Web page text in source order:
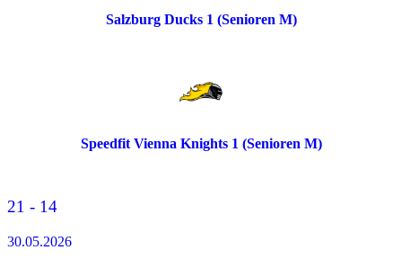
Salzburg Ducks 1 (Senioren M)
Speedfit Vienna Knights 1 (Senioren M)
21 - 14
30.05.2026